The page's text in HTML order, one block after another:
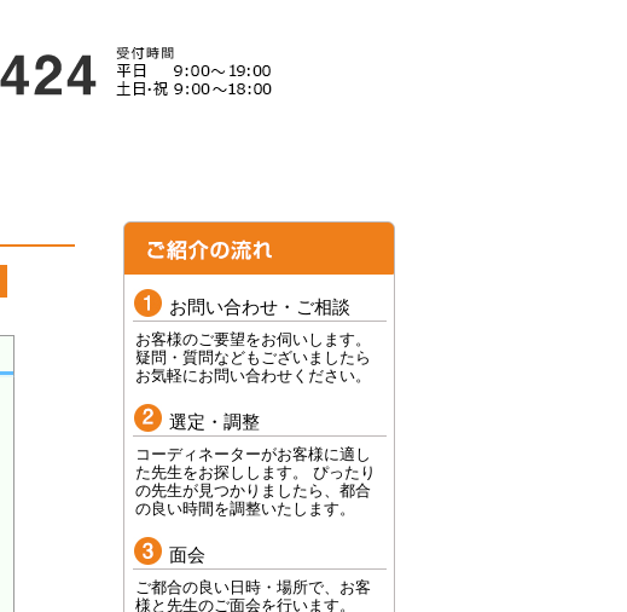
お問い合わせ・ご相談
お客様のご要望をお伺いします。
疑問・質問などもございましたら
お気軽にお問い合わせください。
選定・調整
コーディネーターがお客様に適し
た先生をお探しします。 ぴったり
の先生が見つかりましたら、都合
の良い時間を調整いたします。
面会
ご都合の良い日時・場所で、お客
様と先生のご面会を行います。